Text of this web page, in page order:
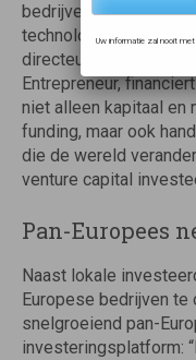
bedrijven in de
technologie en
directeur van ICOS.
Entrepreneur,
niet alleen kapitaal en
funding, maar ook
die de wereld
venture capital
Pan-Europees
Naast lokale
Europese bedrijven te
snelgroeiend pan-
investeringsplatform:
Uw informatie zal nooit met